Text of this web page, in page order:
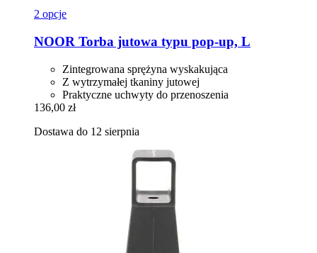
2 opcje
NOOR Torba jutowa typu pop-​up, L
Zintegrowana sprężyna wyskakująca
Z wytrzymałej tkaniny jutowej
Praktyczne uchwyty do przenoszenia
136,00 zł
Dostawa do 12 sierpnia